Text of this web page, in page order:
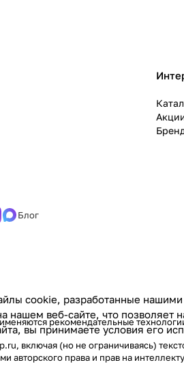
Блог
рекомендательные
включая (но не ограничиваясь)
авторского права и прав на
cookie, разработанные
нашем веб-сайте, что
вы принимаете условия его